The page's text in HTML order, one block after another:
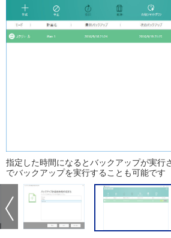
指定した時間になるとバックアップが実行
でバックアップを実行することも可能です